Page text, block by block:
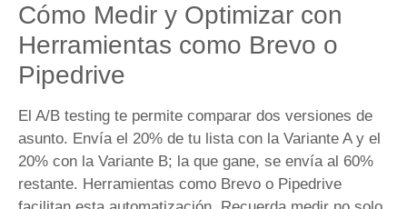
Cómo Medir y Optimizar con
Herramientas como Brevo o
Pipedrive
El A/B testing te permite comparar dos versiones de
asunto. Envía el 20% de tu lista con la Variante A y el
20% con la Variante B; la que gane, se envía al 60%
restante. Herramientas como Brevo o Pipedrive